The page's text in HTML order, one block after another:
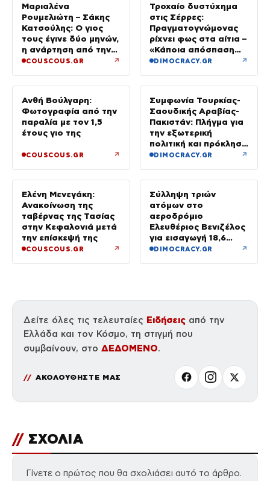
Μαριαλένα
Ρουμελιώτη – Σάκης
Κατσούλης: Ο γιος
τους έγινε δύο μηνών,
η ανάρτηση από την
παραλία
COUSCOUS.GR ↗
Τροχαίο δυστύχημα
στις Σέρρες:
Πραγματογνώμονας
ρίχνει φως στα αίτια –
«Κάποια απόσπαση
προσοχής, ίσως
DIMOCRACY.GR ↗
Ανθή Βούλγαρη:
Φωτογραφία από την
παραλία με τον 1,5
έτους γιο της
COUSCOUS.GR ↗
Συμφωνία Τουρκίας-
Σαουδικής Αραβίας-
Πακιστάν: Πλήγμα για
την εξωτερική
πολιτική και πρόκληση
για την Αθήνα, λέει η
DIMOCRACY.GR ↗
Ελένη Μενεγάκη:
Ανακοίνωση της
ταβέρνας της Τασίας
στην Κεφαλονιά μετά
την επίσκεψή της
COUSCOUS.GR ↗
Σύλληψη τριών
ατόμων στο
αεροδρόμιο
Ελευθέριος Βενιζέλος
για εισαγωγή 18,6
κιλών υδροπονικής
DIMOCRACY.GR ↗
Δείτε όλες τις τελευταίες Ειδήσεις από την
Ελλάδα και τον Κόσμο, τη στιγμή που
συμβαίνουν, στο ΔΕΔΟΜΕΝΟ.
ΑΚΟΛΟΥΘΗΣΤΕ ΜΑΣ
// ΣΧΟΛΙΑ
Γίνετε ο πρώτος που θα σχολιάσει αυτό το άρθρο.